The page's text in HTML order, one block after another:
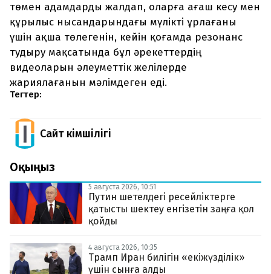
төмен адамдарды жалдап, оларға ағаш кесу мен
құрылыс нысандарындағы мүлікті ұрлағаны
үшін ақша төлегенін, кейін қоғамда резонанс
тудыру мақсатында бұл әрекеттердің
видеоларын әлеуметтік желілерде
жариялағанын мәлімдеген еді.
Тегтер:
Сайт Әкімшілігі
Оқыңыз
5 августа 2026, 10:51
Путин шетелдегі ресейліктерге
қатысты шектеу енгізетін заңға қол
қойды
4 августа 2026, 10:35
Трамп Иран билігін «екіжүзділік»
үшін сынға алды